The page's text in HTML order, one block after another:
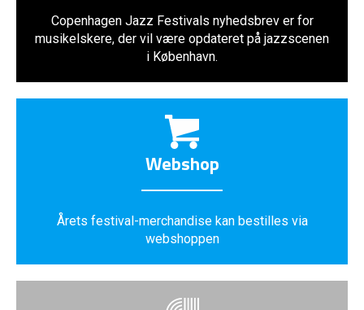
Copenhagen Jazz Festivals nyhedsbrev er for
musikelskere, der vil være opdateret på jazzscenen
i København.
Webshop
Årets festival-merchandise kan bestilles via
webshoppen